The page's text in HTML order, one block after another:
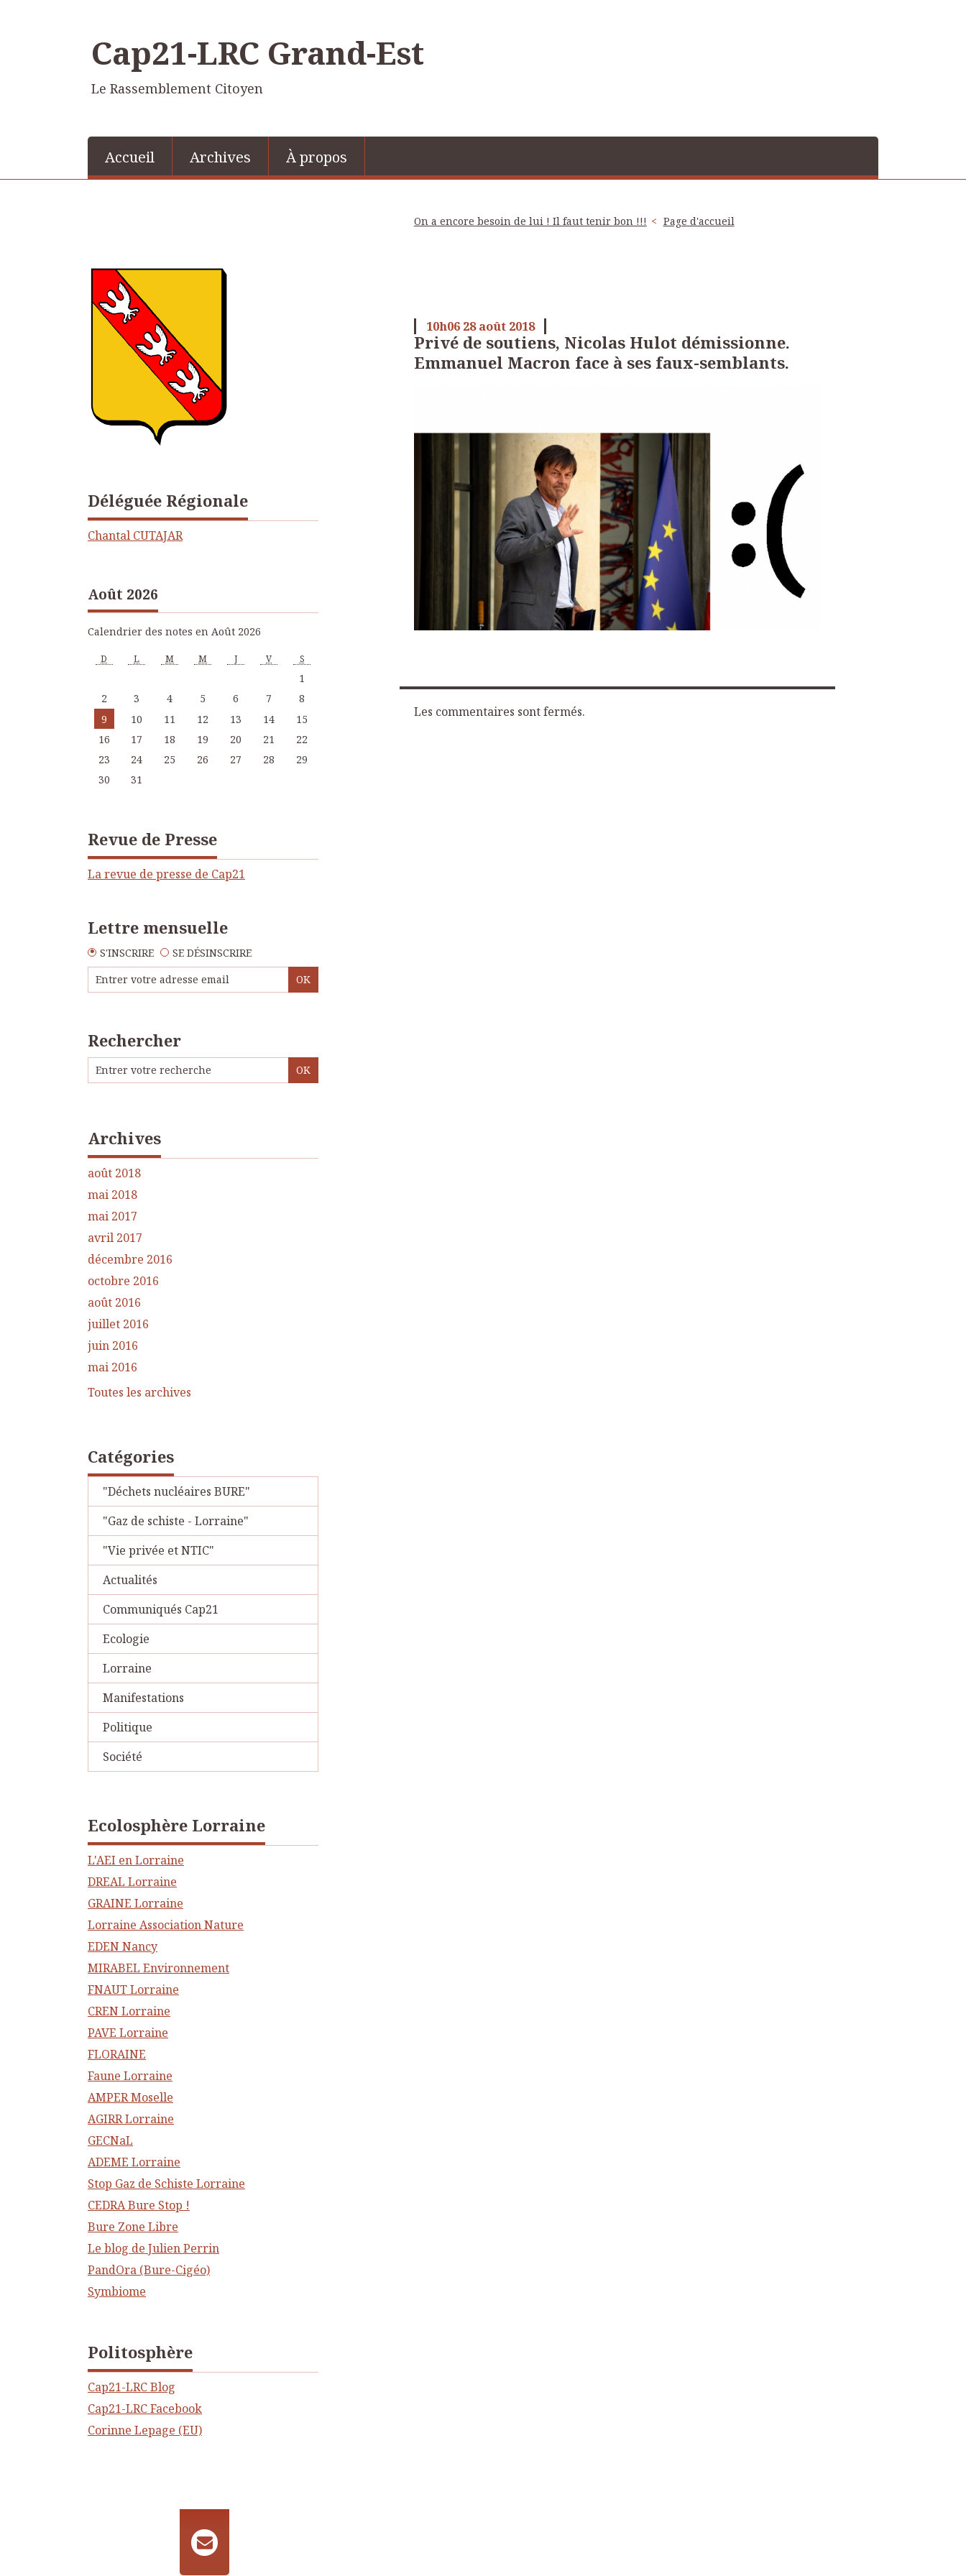
Cap21-LRC Grand-Est
Le Rassemblement Citoyen
Accueil Archives À propos
Déléguée Régionale
Chantal CUTAJAR
Août 2026
Calendrier des notes en Août 2026
D L M M J V S
1
2
3 4 5 6 7
8
9
10 11 12 13 14
15
16
17 18 19 20 21
22
23
24 25 26 27 28
29
30
31
Revue de Presse
La revue de presse de Cap21
Lettre mensuelle
S'INSCRIRE SE DÉSINSCRIRE
Rechercher
Archives
août 2018
mai 2018
mai 2017
avril 2017
décembre 2016
octobre 2016
août 2016
juillet 2016
juin 2016
mai 2016
Toutes les archives
Catégories
"Déchets nucléaires BURE"
"Gaz de schiste - Lorraine"
"Vie privée et NTIC"
Actualités
Communiqués Cap21
Ecologie
Lorraine
Manifestations
Politique
Société
Ecolosphère Lorraine
L'AEI en Lorraine
DREAL Lorraine
GRAINE Lorraine
Lorraine Association Nature
EDEN Nancy
MIRABEL Environnement
FNAUT Lorraine
CREN Lorraine
PAVE Lorraine
FLORAINE
Faune Lorraine
AMPER Moselle
AGIRR Lorraine
GECNaL
ADEME Lorraine
Stop Gaz de Schiste Lorraine
CEDRA Bure Stop !
Bure Zone Libre
Le blog de Julien Perrin
PandOra (Bure-Cigéo)
Symbiome
Politosphère
Cap21-LRC Blog
Cap21-LRC Facebook
Corinne Lepage (EU)
On a encore besoin de lui ! Il faut tenir bon !!! Page d'accueil
10h06 28 août 2018
Privé de soutiens, Nicolas Hulot démissionne.
Emmanuel Macron face à ses faux-semblants.
Les commentaires sont fermés.